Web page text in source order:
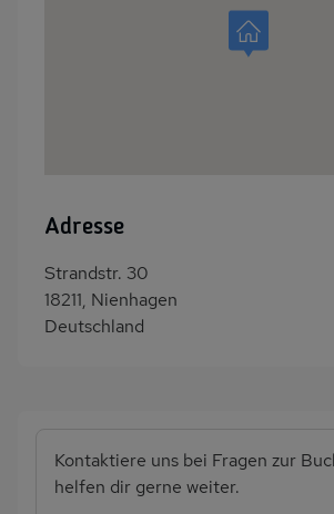
Adresse
Strandstr. 30
18211, Nienhagen
Deutschland
Kontaktiere uns bei Fragen zur
helfen dir gerne weiter.